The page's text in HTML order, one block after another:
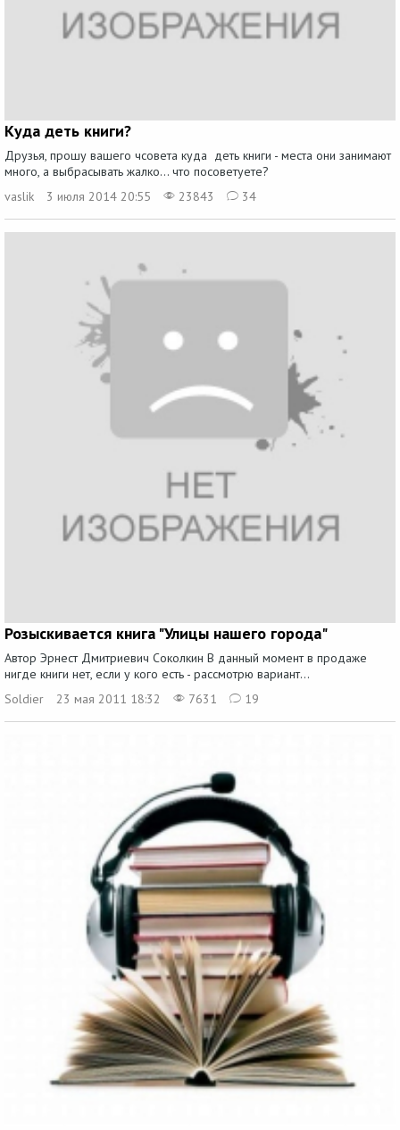
Куда деть книги?
Друзья, прошу вашего чсовета куда деть книги - места они занимают
много, а выбрасывать жалко... что посоветуете?
vaslik
3 июля 2014 20:55 23843 34
Розыскивается книга "Улицы нашего города"
Автор Эрнест Дмитриевич Соколкин В данный момент в продаже
нигде книги нет, если у кого есть - рассмотрю вариант...
Soldier
23 мая 2011 18:32 7631 19